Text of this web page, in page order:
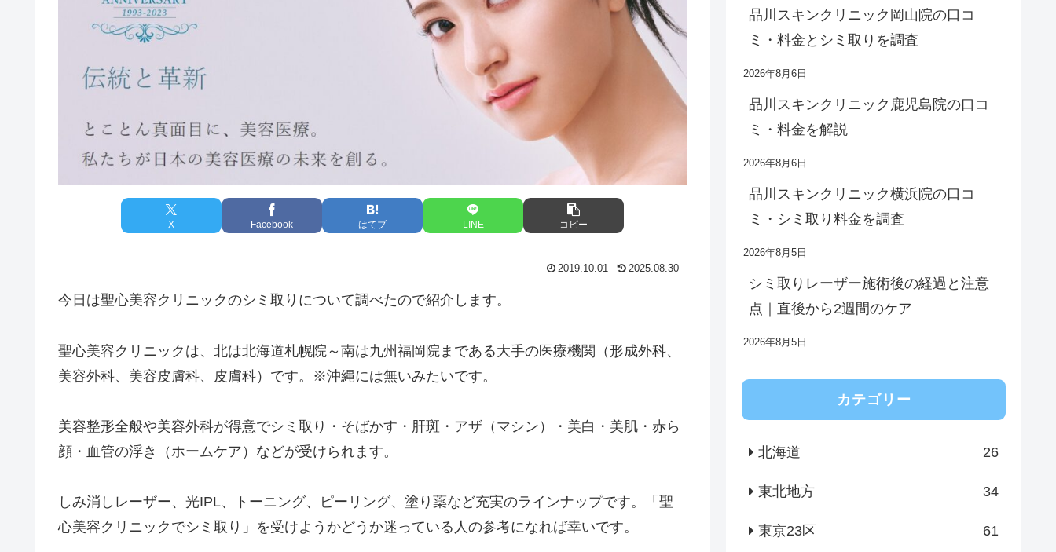
X Facebook はてブ LINE コピー
2019.10.01 2025.08.30
今日は聖心美容クリニックのシミ取りについて調べたので紹介します。
聖心美容クリニックは、北は北海道札幌院～南は九州福岡院まである大手の医療機関（形成外科、
美容外科、美容皮膚科、皮膚科）です。※沖縄には無いみたいです。
美容整形全般や美容外科が得意でシミ取り・そばかす・肝斑・アザ（マシン）・美白・美肌・赤ら
顔・血管の浮き（ホームケア）などが受けられます。
しみ消しレーザー、光IPL、トーニング、ピーリング、塗り薬など充実のラインナップです。「聖
心美容クリニックでシミ取り」を受けようかどうか迷っている人の参考になれば幸いです。
品川スキンクリニック岡山院の口コ
ミ・料金とシミ取りを調査
2026年8月6日
品川スキンクリニック鹿児島院の口コ
ミ・料金を解説
2026年8月6日
品川スキンクリニック横浜院の口コ
ミ・シミ取り料金を調査
2026年8月5日
シミ取りレーザー施術後の経過と注意
点｜直後から2週間のケア
2026年8月5日
カテゴリー
北海道 26
東北地方 34
東京23区 61